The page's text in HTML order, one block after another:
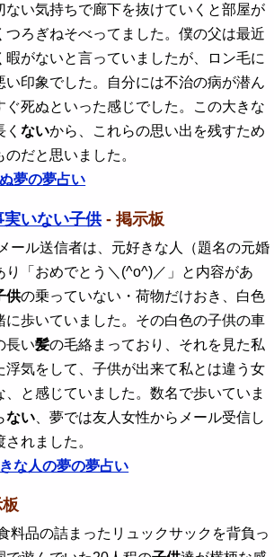
ない気持ちで廊下を抜けていくと部屋が
つろぎねそべってました。僕の父は最近
暇がないと言っていましたが、ロン毛に
い印象でした。自分には不治の病が潜ん
ぐ死ぬといった感じでした。この大きな
くないから、これらの思い出を残すため
だと思いました。
夢の夢占い
いない子供- 掲示板
ール送信者は、元好きな人（題名の元婚
り「おめでとう＼(^o^)／」と内容があ
供の乗っていない・荷物だけおき、白色
に歩いていました。その白色の子供の車
長い髪の毛絡まっており、それを見た私
浮気をして、子供が出来て私とは違う女
と感じていました。数名で歩いていま
ない 、夢では友人女性からメール受信し
れました。
な人の夢の夢占い
料品の詰まったリュックサックを背負っ